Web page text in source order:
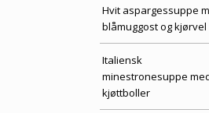
Hvit aspargessuppe
blåmuggost og kjørvel
Italiensk
minestronesuppe
kjøttboller